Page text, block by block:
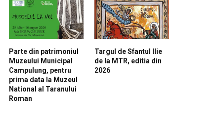
Parte din patrimoniul
Muzeului Municipal
Campulung, pentru
prima data la Muzeul
National al Taranului
Roman
Targul de Sfantul Ilie
de la MTR, editia din
2026